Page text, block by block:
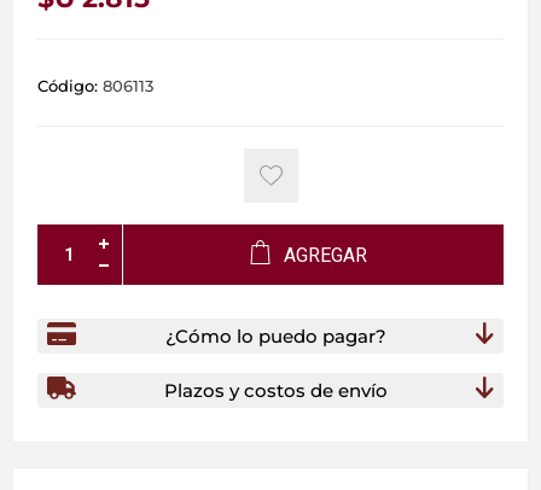
Código: 806113
AGREGAR
¿Cómo lo puedo pagar?
Plazos y costos de envío